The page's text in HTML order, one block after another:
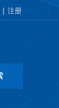
| 注册